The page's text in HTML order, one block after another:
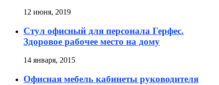
12 июня, 2019
Стул офисный для персонала Герфес.
Здоровое рабочее место на дому
14 января, 2015
Офисная мебель кабинеты руководителя